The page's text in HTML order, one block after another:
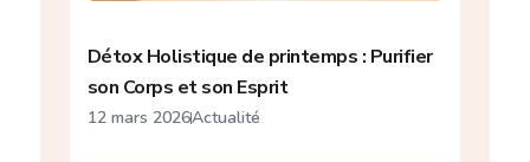
Détox Holistique de printemps : Purifier
son Corps et son Esprit
12 mars 2026Actualité